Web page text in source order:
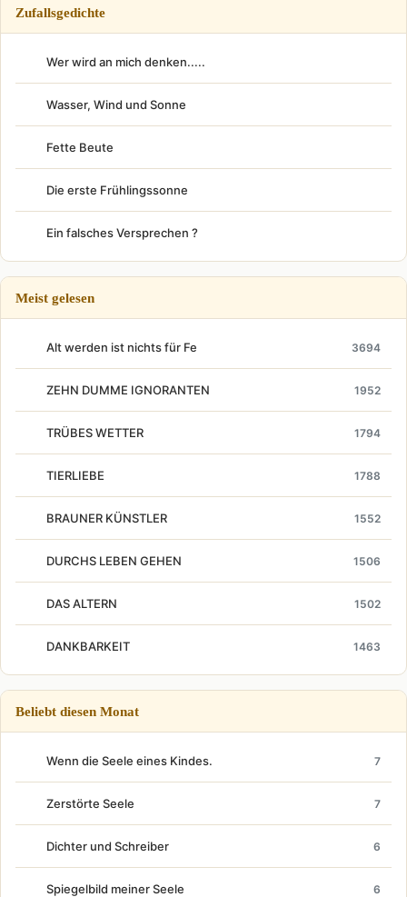
Zufallsgedichte
Wer wird an mich denken.....
Wasser, Wind und Sonne
Fette Beute
Die erste Frühlingssonne
Ein falsches Versprechen ?
Meist gelesen
Alt werden ist nichts für Fe 3694
ZEHN DUMME IGNORANTEN 1952
TRÜBES WETTER 1794
TIERLIEBE 1788
BRAUNER KÜNSTLER 1552
DURCHS LEBEN GEHEN 1506
DAS ALTERN 1502
DANKBARKEIT 1463
Beliebt diesen Monat
Wenn die Seele eines Kindes. 7
Zerstörte Seele 7
Dichter und Schreiber 6
Spiegelbild meiner Seele 6